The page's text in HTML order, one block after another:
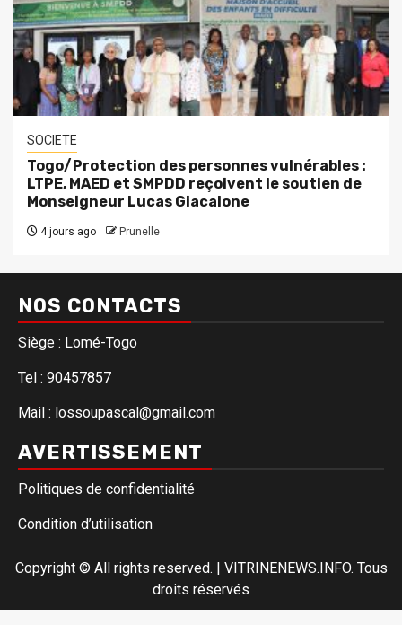
SOCIETE
Togo/Protection des personnes vulnérables :
LTPE, MAED et SMPDD reçoivent le soutien de
Monseigneur Lucas Giacalone
4 jours ago Prunelle
NOS CONTACTS
Siège : Lomé-Togo
Tel : 90457857
Mail : lossoupascal@gmail.com
AVERTISSEMENT
Politiques de confidentialité
Condition d’utilisation
Copyright © All rights reserved. | VITRINENEWS.INFO. Tous
droits réservés